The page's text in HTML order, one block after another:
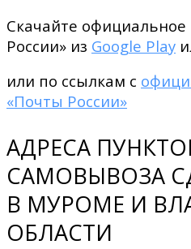
Скачайте
России» из Google Play
или по ссылкам с
«Почты России»
АДРЕСА
САМОВЫВОЗА
В МУРОМЕ И
ОБЛАСТИ